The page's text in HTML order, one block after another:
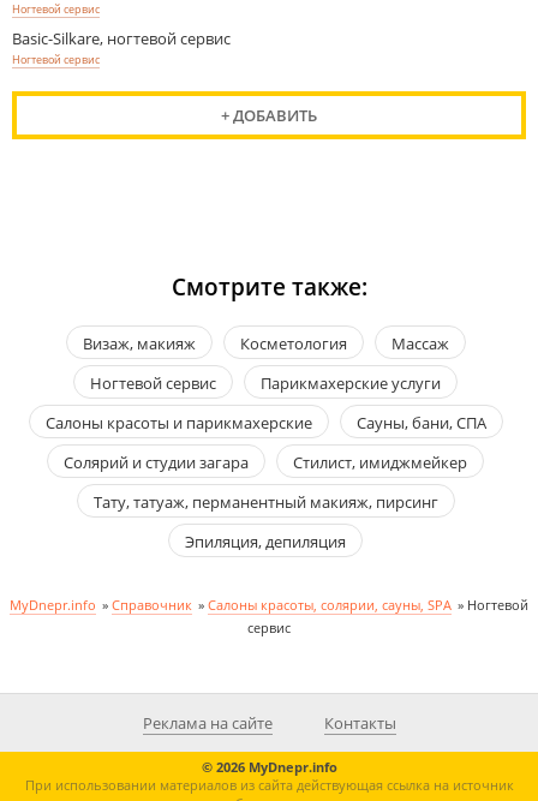
Ногтевой сервис
Basic-Silkare, ногтевой сервис
Ногтевой сервис
+ ДОБАВИТЬ
Смотрите также:
Визаж, макияж Косметология
Массаж
Ногтевой сервис
Парикмахерские услуги
Салоны красоты и парикмахерские
Сауны, бани, СПА
Солярий и студии загара
Стилист, имиджмейкер
Тату, татуаж, перманентный макияж, пирсинг
Эпиляция, депиляция
MyDnepr.info » Справочник » Салоны красоты, солярии, сауны, SPA » Ногтевой
сервис
Реклама на сайте Контакты
© 2026 MyDnepr.info
При использовании материалов из сайта действующая ссылка на источник